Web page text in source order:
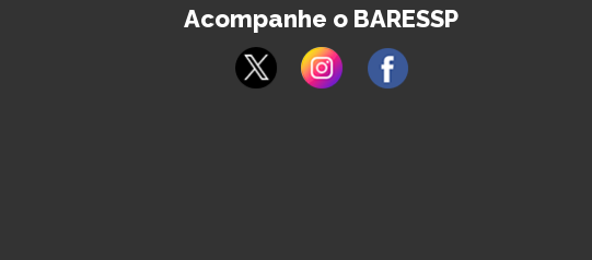
Acompanhe o BARESSP